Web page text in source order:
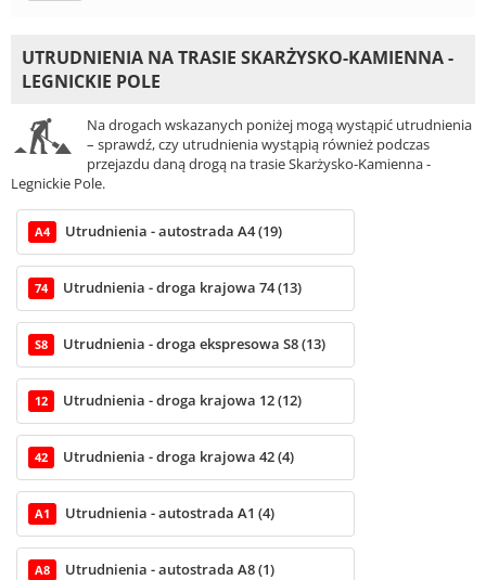
UTRUDNIENIA NA TRASIE SKARŻYSKO-KAMIENNA -
LEGNICKIE POLE
Na drogach wskazanych poniżej mogą wystąpić utrudnienia
– sprawdź, czy utrudnienia wystąpią również podczas
przejazdu daną drogą na trasie Skarżysko-Kamienna -
Legnickie Pole.
A4 Utrudnienia - autostrada A4 (19)
74 Utrudnienia - droga krajowa 74 (13)
S8 Utrudnienia - droga ekspresowa S8 (13)
12 Utrudnienia - droga krajowa 12 (12)
42 Utrudnienia - droga krajowa 42 (4)
A1 Utrudnienia - autostrada A1 (4)
A8 Utrudnienia - autostrada A8 (1)